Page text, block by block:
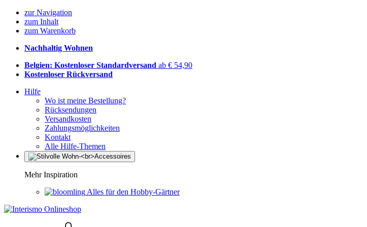
zur Navigation
zum Inhalt
zum Warenkorb
Nachhaltig Wohnen
Belgien: Kostenloser Standardversand ab € 54,90
Kostenloser Rückversand
Hilfe
Wo ist meine Bestellung?
Rücksendungen
Versandkosten
Zahlungsmöglichkeiten
Kontakt
Alle Hilfe-Themen
Mehr Inspiration
Alles für den Hobby-Gärtner